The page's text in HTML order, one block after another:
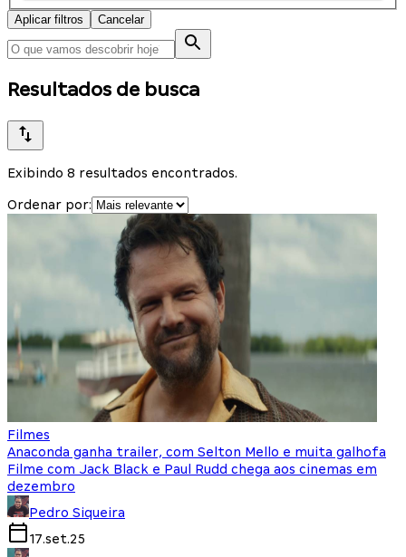
Aplicar filtros Cancelar
Resultados de busca
Exibindo 8 resultados encontrados.
Ordenar por:
Filmes
Anaconda ganha trailer, com Selton Mello e muita galhofa
Filme com Jack Black e Paul Rudd chega aos cinemas em
dezembro
Pedro Siqueira
17.set.25